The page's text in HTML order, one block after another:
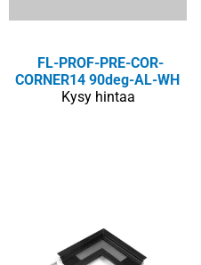
FL-PROF-PRE-COR-
CORNER14 90deg-AL-WH
Kysy hintaa